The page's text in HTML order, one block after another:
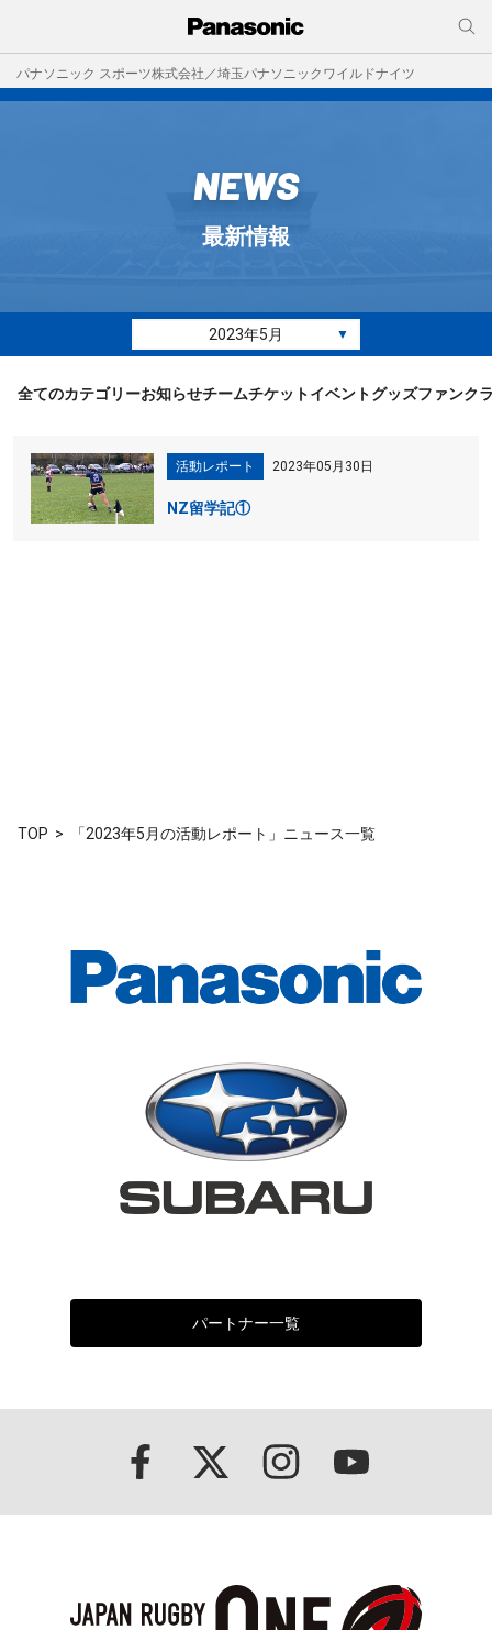
パナソニック スポーツ株式会社／埼玉パナソニックワイルドナイツ
NEWS
最新情報
2023年5月 ▼
全てのカテゴリーお知らせチームチケットイベントグッズファンク
活動レポート 2023年05月30日
NZ留学記①
TOP 「2023年5月の活動レポート」ニュース一覧
パートナー一覧